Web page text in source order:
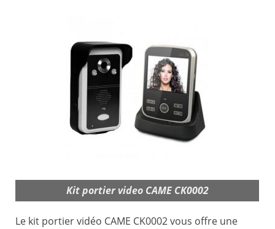
Kit portier video CAME CK0002
Le kit portier vidéo CAME CK0002 vous offre une